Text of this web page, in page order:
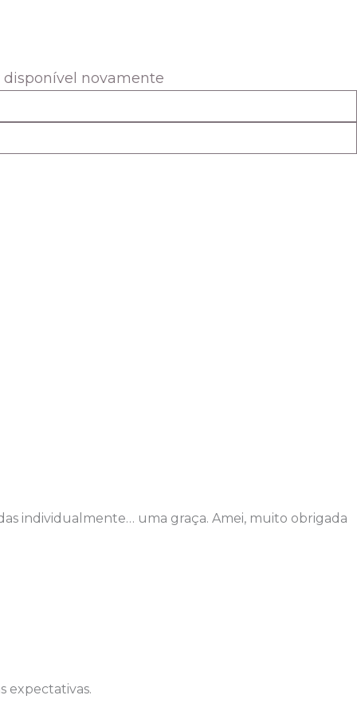
novamente
individualmente… uma graça. Amei, muito obrigada
expectativas.